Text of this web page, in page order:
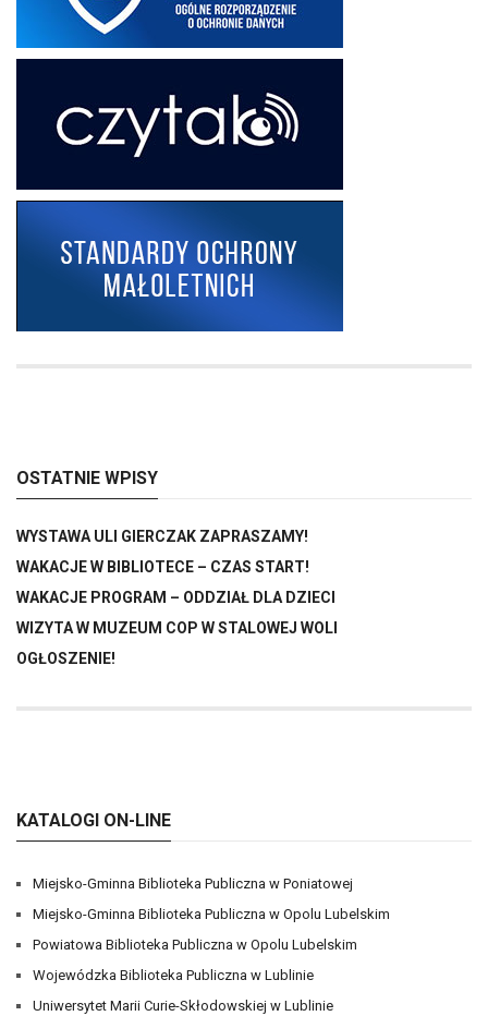
OSTATNIE WPISY
WYSTAWA ULI GIERCZAK ZAPRASZAMY!
WAKACJE W BIBLIOTECE – CZAS START!
WAKACJE PROGRAM – ODDZIAŁ DLA DZIECI
WIZYTA W MUZEUM COP W STALOWEJ WOLI
OGŁOSZENIE!
KATALOGI ON-LINE
Miejsko-Gminna Biblioteka Publiczna w Poniatowej
Miejsko-Gminna Biblioteka Publiczna w Opolu Lubelskim
Powiatowa Biblioteka Publiczna w Opolu Lubelskim
Wojewódzka Biblioteka Publiczna w Lublinie
Uniwersytet Marii Curie-Skłodowskiej w Lublinie